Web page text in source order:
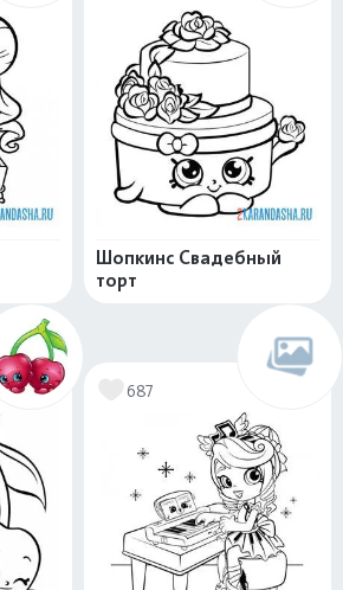
Шопкинс Свадебный
торт
687